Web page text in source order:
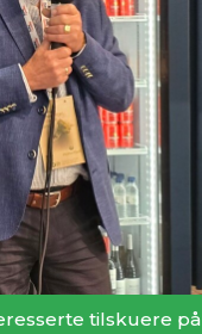
tilskuere på